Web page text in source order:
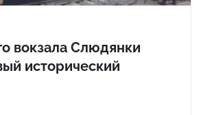
вокзала Слюдянки
исторический